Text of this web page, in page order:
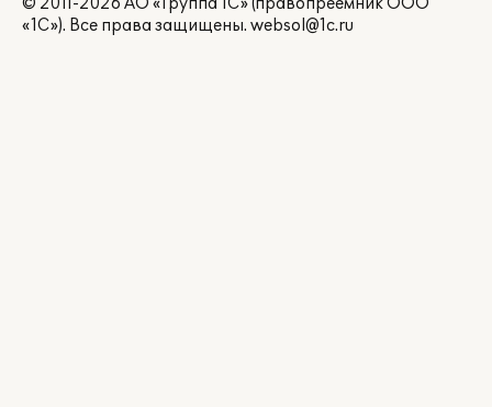
© 2011-2026 АО «Группа 1С» (правопреемник ООО
«1С»). Все права защищены. websol@1c.ru